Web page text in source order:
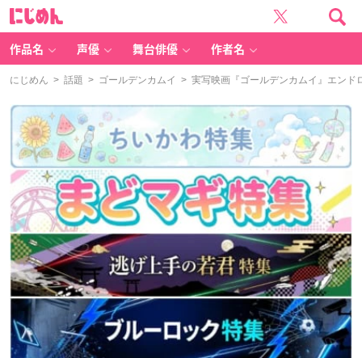
作品名 声優 舞台俳優 作者名
にじめん > 話題 > ゴールデンカムイ > 実写映画『ゴールデンカムイ』エンド